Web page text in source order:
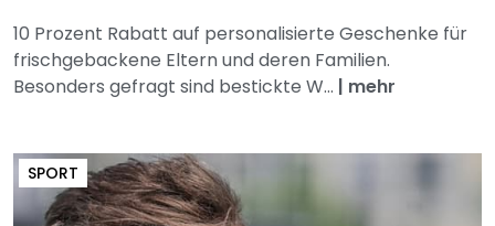
10 Prozent Rabatt auf personalisierte Geschenke für
frischgebackene Eltern und deren Familien.
Besonders gefragt sind bestickte W... | mehr
SPORT